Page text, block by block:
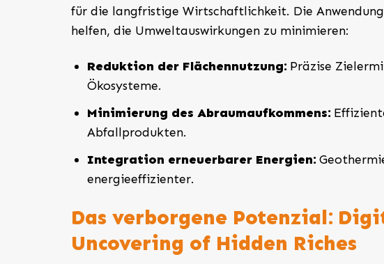
für die langfristige Wirtschaftlichkeit. Die
helfen, die Umweltauswirkungen zu minimieren:
Reduktion der Flächennutzung:Präzise
Ökosysteme.
Minimierung des Abraumaufkommens:
Abfallprodukten.
Integration erneuerbarer Energien:
energieeffizienter.
Das verborgene Potenzial:
Uncovering of Hidden Riches